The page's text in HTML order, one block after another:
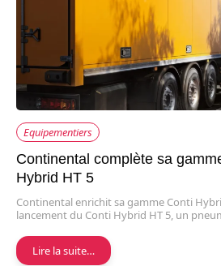
Equipementiers
Continental complète sa
Hybrid HT 5
Continental enrichit sa gamme Conti
lancement du Conti Hybrid HT 5, un
Lire la suite…